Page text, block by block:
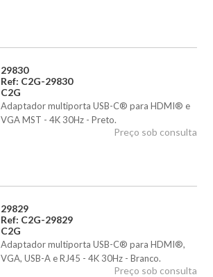
29830
Ref: C2G-29830
C2G
Adaptador multiporta USB-C® para HDMI® e
VGA MST - 4K 30Hz - Preto.
Preço sob consulta
29829
Ref: C2G-29829
C2G
Adaptador multiporta USB-C® para HDMI®,
VGA, USB-A e RJ45 - 4K 30Hz - Branco.
Preço sob consulta